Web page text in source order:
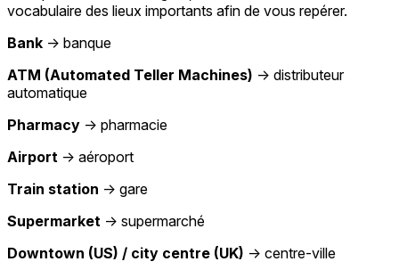
vocabulaire des lieux importants afin de vous repérer.
Bank → banque
ATM (Automated Teller Machines) → distributeur
automatique
Pharmacy → pharmacie
Airport → aéroport
Train station → gare
Supermarket → supermarché
Downtown (US) / city centre (UK) → centre-ville